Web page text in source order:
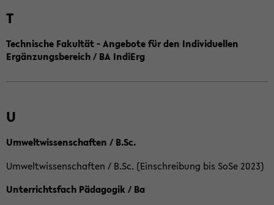
T
Technische Fakultät - Angebote für den Individuellen
Ergänzungsbereich / BA IndiErg
U
Umweltwissenschaften / B.Sc.
Umweltwissenschaften / B.Sc. (Einschreibung bis SoSe 2023)
Unterrichtsfach Pädagogik / Ba